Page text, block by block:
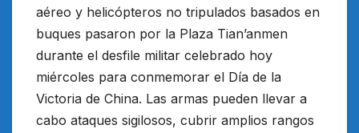
aéreo y helicópteros no tripulados basados en
buques pasaron por la Plaza Tian’anmen
durante el desfile militar celebrado hoy
miércoles para conmemorar el Día de la
Victoria de China. Las armas pueden llevar a
cabo ataques sigilosos, cubrir amplios rangos